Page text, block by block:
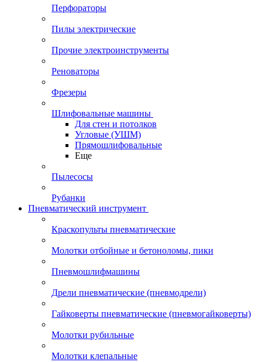
Перфораторы
Пилы электрические
Прочие электроинструменты
Реноваторы
Фрезеры
Шлифовальные машины
Для стен и потолков
Угловые (УШМ)
Прямошлифовальные
Еще
Пылесосы
Рубанки
Пневматический инструмент
Краскопульты пневматические
Молотки отбойные и бетоноломы, пики
Пневмошлифмашины
Дрели пневматические (пневмодрели)
Гайковерты пневматические (пневмогайковерты)
Молотки рубильные
Молотки клепальные